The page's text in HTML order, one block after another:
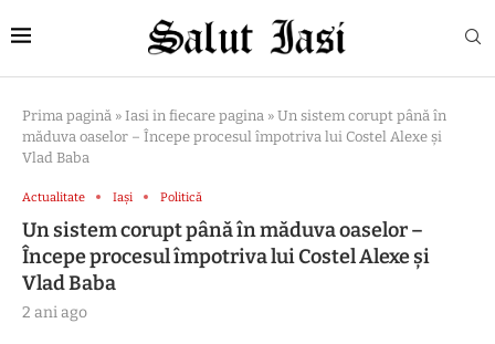
Prima pagină » Iasi in fiecare pagina » Un sistem corupt până în
măduva oaselor – Începe procesul împotriva lui Costel Alexe și
Vlad Baba
Actualitate Iași Politică
Un sistem corupt până în măduva oaselor –
Începe procesul împotriva lui Costel Alexe și
Vlad Baba
2 ani ago